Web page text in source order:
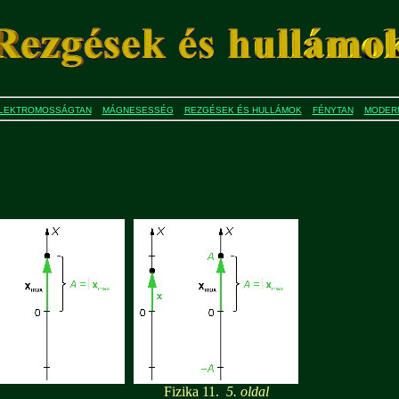
MÁGNESESSÉG REZGÉSEK ÉS HULLÁMOK FÉNYTAN
Fizika 11. 5. oldal